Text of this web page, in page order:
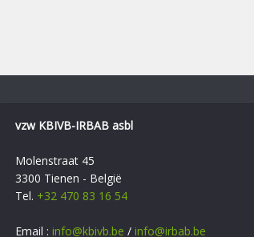
vzw KBIVB-IRBAB asbl
Molenstraat 45
3300 Tienen - België
Tel. +32 470 83 16 54
Email : info@kbivb.be / info@irbab.be